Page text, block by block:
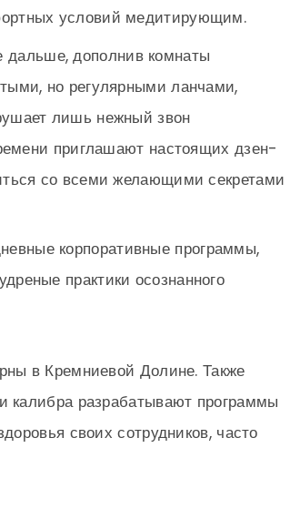
условий медитирующим.
дополнив комнаты
но регулярными ланчами,
лишь нежный звон
приглашают настоящих дзен-
со всеми желающими секретами
корпоративные программы,
практики осознанного
в Кремниевой Долине. Также
калибра разрабатывают программы
своих сотрудников, часто